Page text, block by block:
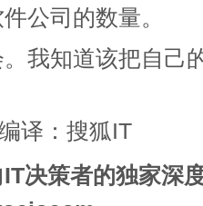
公司的数量。
我知道该把自己
译：搜狐IT
决策者的独家深